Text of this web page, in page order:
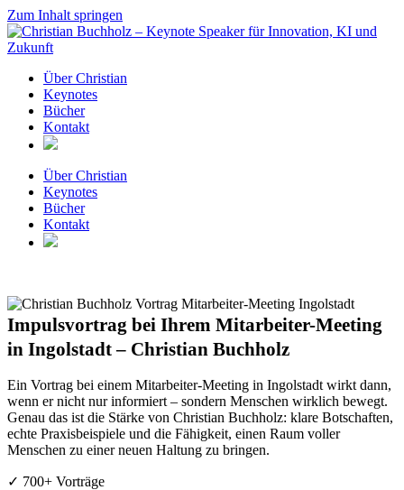
Zum Inhalt springen
Über Christian
Keynotes
Bücher
Kontakt
Über Christian
Keynotes
Bücher
Kontakt
Impulsvortrag bei Ihrem Mitarbeiter-Meeting
in Ingolstadt – Christian Buchholz
Ein Vortrag bei einem Mitarbeiter-Meeting in Ingolstadt wirkt dann,
wenn er nicht nur informiert – sondern Menschen wirklich bewegt.
Genau das ist die Stärke von Christian Buchholz: klare Botschaften,
echte Praxisbeispiele und die Fähigkeit, einen Raum voller
Menschen zu einer neuen Haltung zu bringen.
✓ 700+ Vorträge